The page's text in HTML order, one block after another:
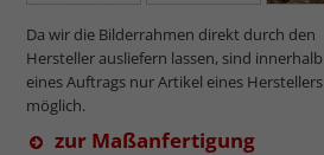
Da wir die Bilderrahmen direkt durch den
Hersteller ausliefern lassen, sind innerhalb
eines Auftrags nur Artikel eines Herstellers
möglich.
zur Maßanfertigung